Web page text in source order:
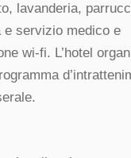
lavanderia,
e servizio medico e
wi-fi. L’hotel